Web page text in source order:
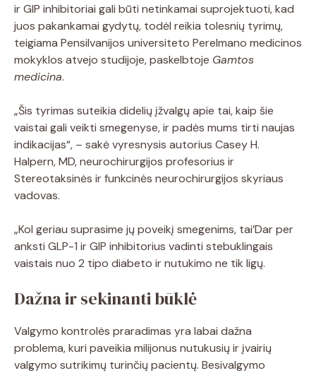
ir GIP inhibitoriai gali būti netinkamai suprojektuoti, kad
juos pakankamai gydytų, todėl reikia tolesnių tyrimų,
teigiama Pensilvanijos universiteto Perelmano medicinos
mokyklos atvejo studijoje, paskelbtoje Gamtos
medicina.
„Šis tyrimas suteikia didelių įžvalgų apie tai, kaip šie
vaistai gali veikti smegenyse, ir padės mums tirti naujas
indikacijas“, – sakė vyresnysis autorius Casey H.
Halpern, MD, neurochirurgijos profesorius ir
Stereotaksinės ir funkcinės neurochirurgijos skyriaus
vadovas.
„Kol geriau suprasime jų poveikį smegenims, tai’Dar per
anksti GLP-1 ir GIP inhibitorius vadinti stebuklingais
vaistais nuo 2 tipo diabeto ir nutukimo ne tik ligų.
Dažna ir sekinanti būklė
Valgymo kontrolės praradimas yra labai dažna
problema, kuri paveikia milijonus nutukusių ir įvairių
valgymo sutrikimų turinčių pacientų. Besivalgymo